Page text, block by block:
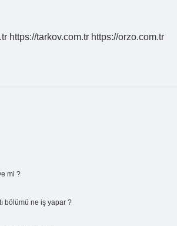
https://tarkov.com.tr https://orzo.com.tr
mi ?
bölümü ne iş yapar ?